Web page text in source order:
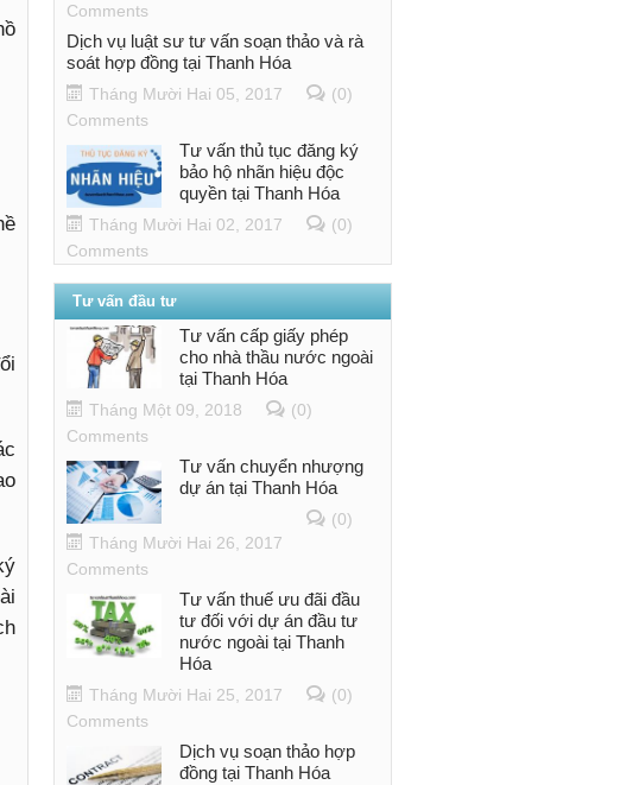
Comments
Dịch vụ luật sư tư vấn soạn thảo và rà
soát hợp đồng tại Thanh Hóa
Tháng Mười Hai 05, 2017
(0)
Comments
Tư vấn thủ tục đăng ký
bảo hộ nhãn hiệu độc
quyền tại Thanh Hóa
Tháng Mười Hai 02, 2017
(0)
Comments
Tư vấn đầu tư
Tư vấn cấp giấy phép
cho nhà thầu nước ngoài
tại Thanh Hóa
Tháng Một 09, 2018
(0)
Comments
Tư vấn chuyển nhượng
dự án tại Thanh Hóa
Tháng Mười Hai 26, 2017
(0)
Comments
Tư vấn thuế ưu đãi đầu
tư đối với dự án đầu tư
nước ngoài tại Thanh
Hóa
Tháng Mười Hai 25, 2017
(0)
Comments
Dịch vụ soạn thảo hợp
đồng tại Thanh Hóa